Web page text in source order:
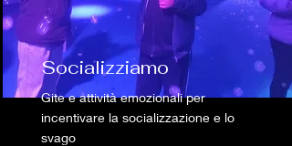
Socializziamo
Gite e attività emozionali per
incentivare la socializzazione e lo
svago